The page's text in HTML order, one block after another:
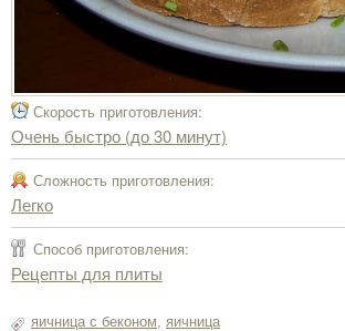
Скорость приготовления:
Очень быстро (до 30 минут)
Сложность приготовления:
Легко
Способ приготовления:
Рецепты для плиты
яичница с беконом яичница